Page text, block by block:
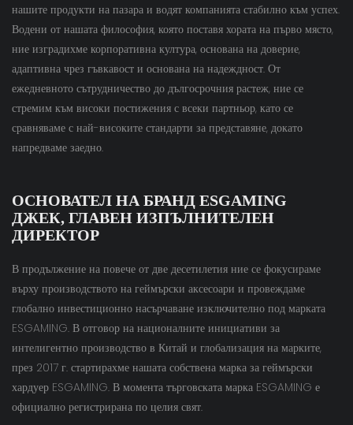
нашите продукти на пазара и водят компанията стабилно към успех.
Водени от нашата философия, която поставя хората на първо място,
ние изградихме корпоративна култура, основана на доверие,
адаптивна чрез гъвкавост и основана на надеждност. От
ежедневното сътрудничество до дългосрочния растеж, ние се
стремим към високи постижения с всеки партньор, като се
сравняваме с най-високите стандарти за представяне, докато
напредваме заедно.
ОСНОВАТЕЛ НА БРАНД ESGAMING
ДЖЕК, ГЛАВЕН ИЗПЪЛНИТЕЛЕН
ДИРЕКТОР
В продължение на повече от две десетилетия ние се фокусираме
върху производството на геймърски аксесоари и провеждаме
глобално инвестиционно насърчаване изключително под марката
ESGAMING. В отговор на националните инициативи за
интелигентно производство в Китай и глобализация на марките,
през 2017 г. стартирахме нашата собствена марка за геймърски
хардуер ESGAMING. В момента търговската марка ESGAMING е
официално регистрирана по целия свят.